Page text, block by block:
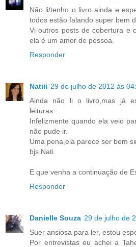
Não li/tenho o livro ainda e
todos estão falando super bem
Vi outros posts de cobertura e
ela é um amor de pessoa.
Responder
Natiii 29 de julho de 2012 às
Ainda não li o livro,mas já
leituras.
Infelizmente quando ela veio
não pude ir.
Uma pena,ela parece ser bem
bjs Nati
E que venha a continuação de
Responder
Danielle Souza 29 de julho de
Suer ansiosa para ler, estou
Por entrevistas eu achei a